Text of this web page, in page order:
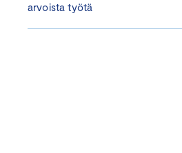
arvoista työtä